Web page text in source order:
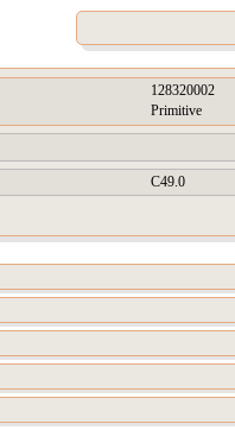
128320002
Primitive
C49.0